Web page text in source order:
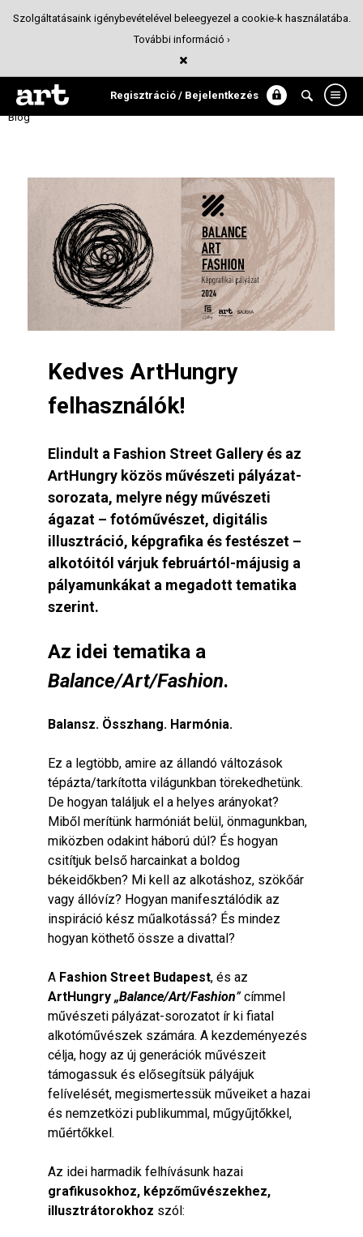
Regisztráció / Bejelentkezés
Balance/Art/Fashion 3 – Képgrafikai
pályázat
Blog
Kedves ArtHungry
felhasználók!​
Elindult a Fashion Street Gallery és az
ArtHungry közös művészeti pályázat-
sorozata, melyre négy művészeti
ágazat – fotóművészet, digitális
illusztráció, képgrafika és festészet –
alkotóitól várjuk februártól-májusig a
pályamunkákat a megadott tematika
szerint.
Az idei tematika a
Balance/Art/Fashion.
Balansz. Összhang. Harmónia.
Ez a legtöbb, amire az állandó változások
tépázta/tarkította világunkban törekedhetünk.
De hogyan találjuk el a helyes arányokat?
Miből merítünk harmóniát belül, önmagunkban,
miközben odakint háború dúl? És hogyan
csitítjuk belső harcainkat a boldog
békeidőkben? Mi kell az alkotáshoz, szökőár
vagy állóvíz? Hogyan manifesztálódik az
inspiráció kész műalkotássá? És mindez
hogyan köthető össze a divattal?
A Fashion Street Budapest, és az
ArtHungry„Balance/Art/Fashion”címmel
művészeti pályázat-sorozatot ír ki fiatal
alkotóművészek számára. A kezdeményezés
célja, hogy az új generációk művészeit
támogassuk és elősegítsük pályájuk
felívelését, megismertessük műveiket a hazai
és nemzetközi publikummal, műgyűjtőkkel,
műértőkkel.
Az idei harmadik felhívásunk hazai
grafikusokhoz, képzőművészekhez,
illusztrátorokhoz szól:
Szolgáltatásaink igénybevételével beleegyezel a cookie-k használatába.
További információ ›